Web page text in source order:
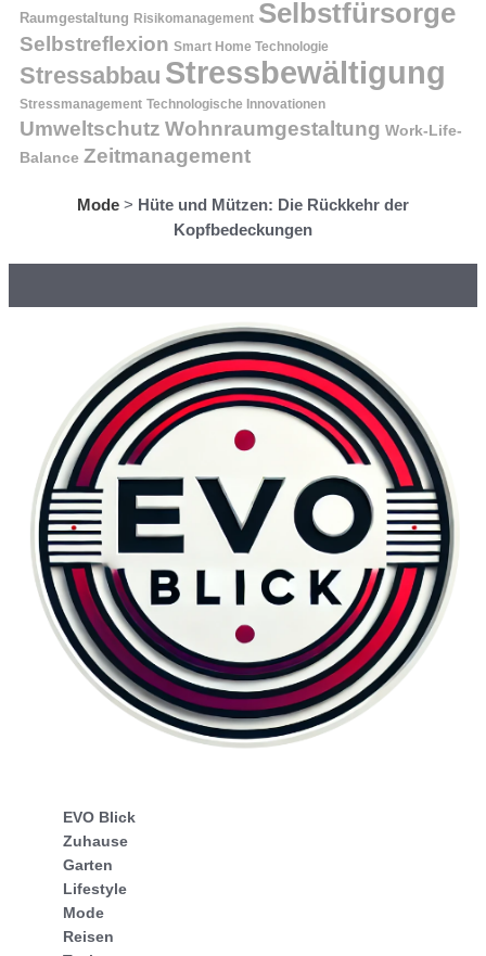
Raumgestaltung Risikomanagement Selbstfürsorge
Selbstreflexion Smart Home Technologie
Stressabbau Stressbewältigung
Stressmanagement Technologische Innovationen
Umweltschutz Wohnraumgestaltung Work-Life-
Balance Zeitmanagement
Mode > Hüte und Mützen: Die Rückkehr der
Kopfbedeckungen
EVO Blick
Zuhause
Garten
Lifestyle
Mode
Reisen